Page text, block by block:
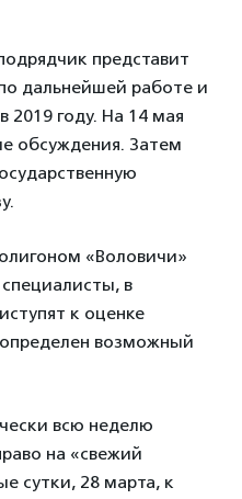
представит
дальнейшей работе и
2019 году. На 14 мая
обсуждения. Затем
«Воловичи»
в
к оценке
возможный
всю неделю
на «свежий
сутки, 28 марта, к